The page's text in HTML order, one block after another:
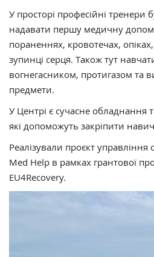
У просторі професійні тренери
надавати першу медичну
пораненнях, кровотечах,
зупинці серця. Також тут
вогнегасником, протигазом та
предмети.
У Центрі є сучасне обладнання
які допоможуть закріпити
Реалізували проєкт управління
Med Help в рамках грантової
EU4Recovery.